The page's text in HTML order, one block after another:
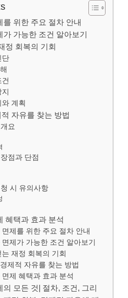
를 위한 주요 절차 안내
가 가능한 조건 알아보기
정 회복의 기회
단
계획
자유를 찾는 방법
요
점과 단점
시 유의사항
혜택과 효과 분석
제를 위한 주요 절차 안내
제가 가능한 조건 알아보기
재정 회복의 기회
제적 자유를 찾는 방법
제 혜택과 효과 분석
모든 것| 절차, 조건, 그리